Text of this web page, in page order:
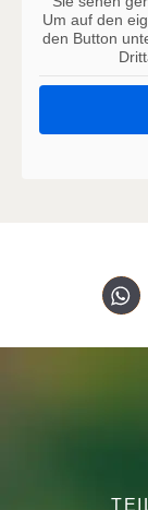
Um auf den
den Button